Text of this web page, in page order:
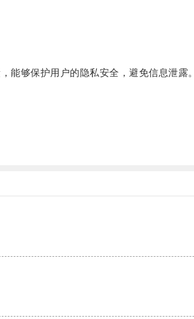
够保护用户的隐私安全，避免信息泄露。